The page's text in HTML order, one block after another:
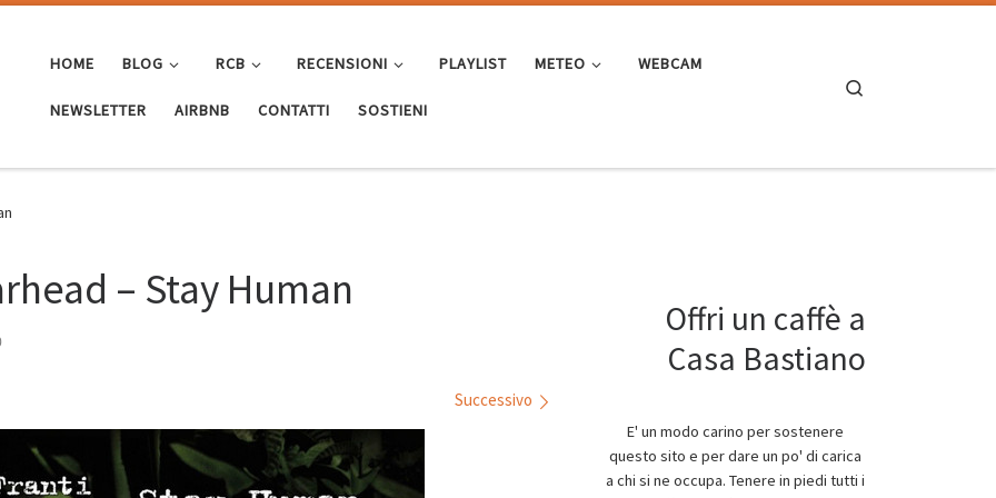
HOME BLOG RCB RECENSIONI PLAYLIST METEO WEBCAM
NEWSLETTER AIRBNB CONTATTI SOSTIENI
– Stay Human
Successivo
Offri un caffè a
Casa Bastiano
E' un modo carino per sostenere
questo sito e per dare un po' di carica
a chi si ne occupa. Tenere in piedi tutti i